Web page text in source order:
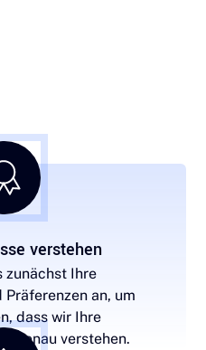
verstehen
zunächst Ihre
an, um
dass wir Ihre
genau verstehen.